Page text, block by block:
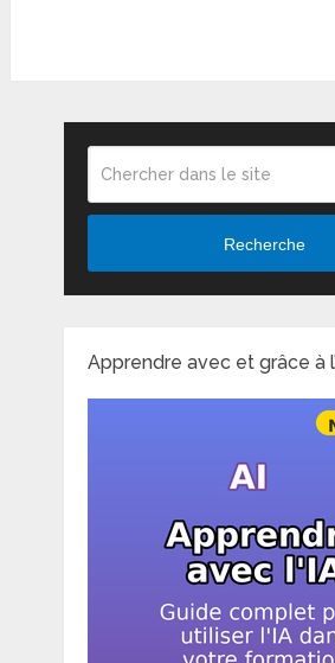
Recherche
Apprendre avec et grâce à